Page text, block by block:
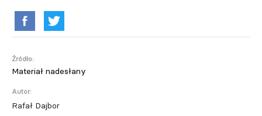
Źródło:
Materiał nadesłany
Autor:
Rafał Dajbor